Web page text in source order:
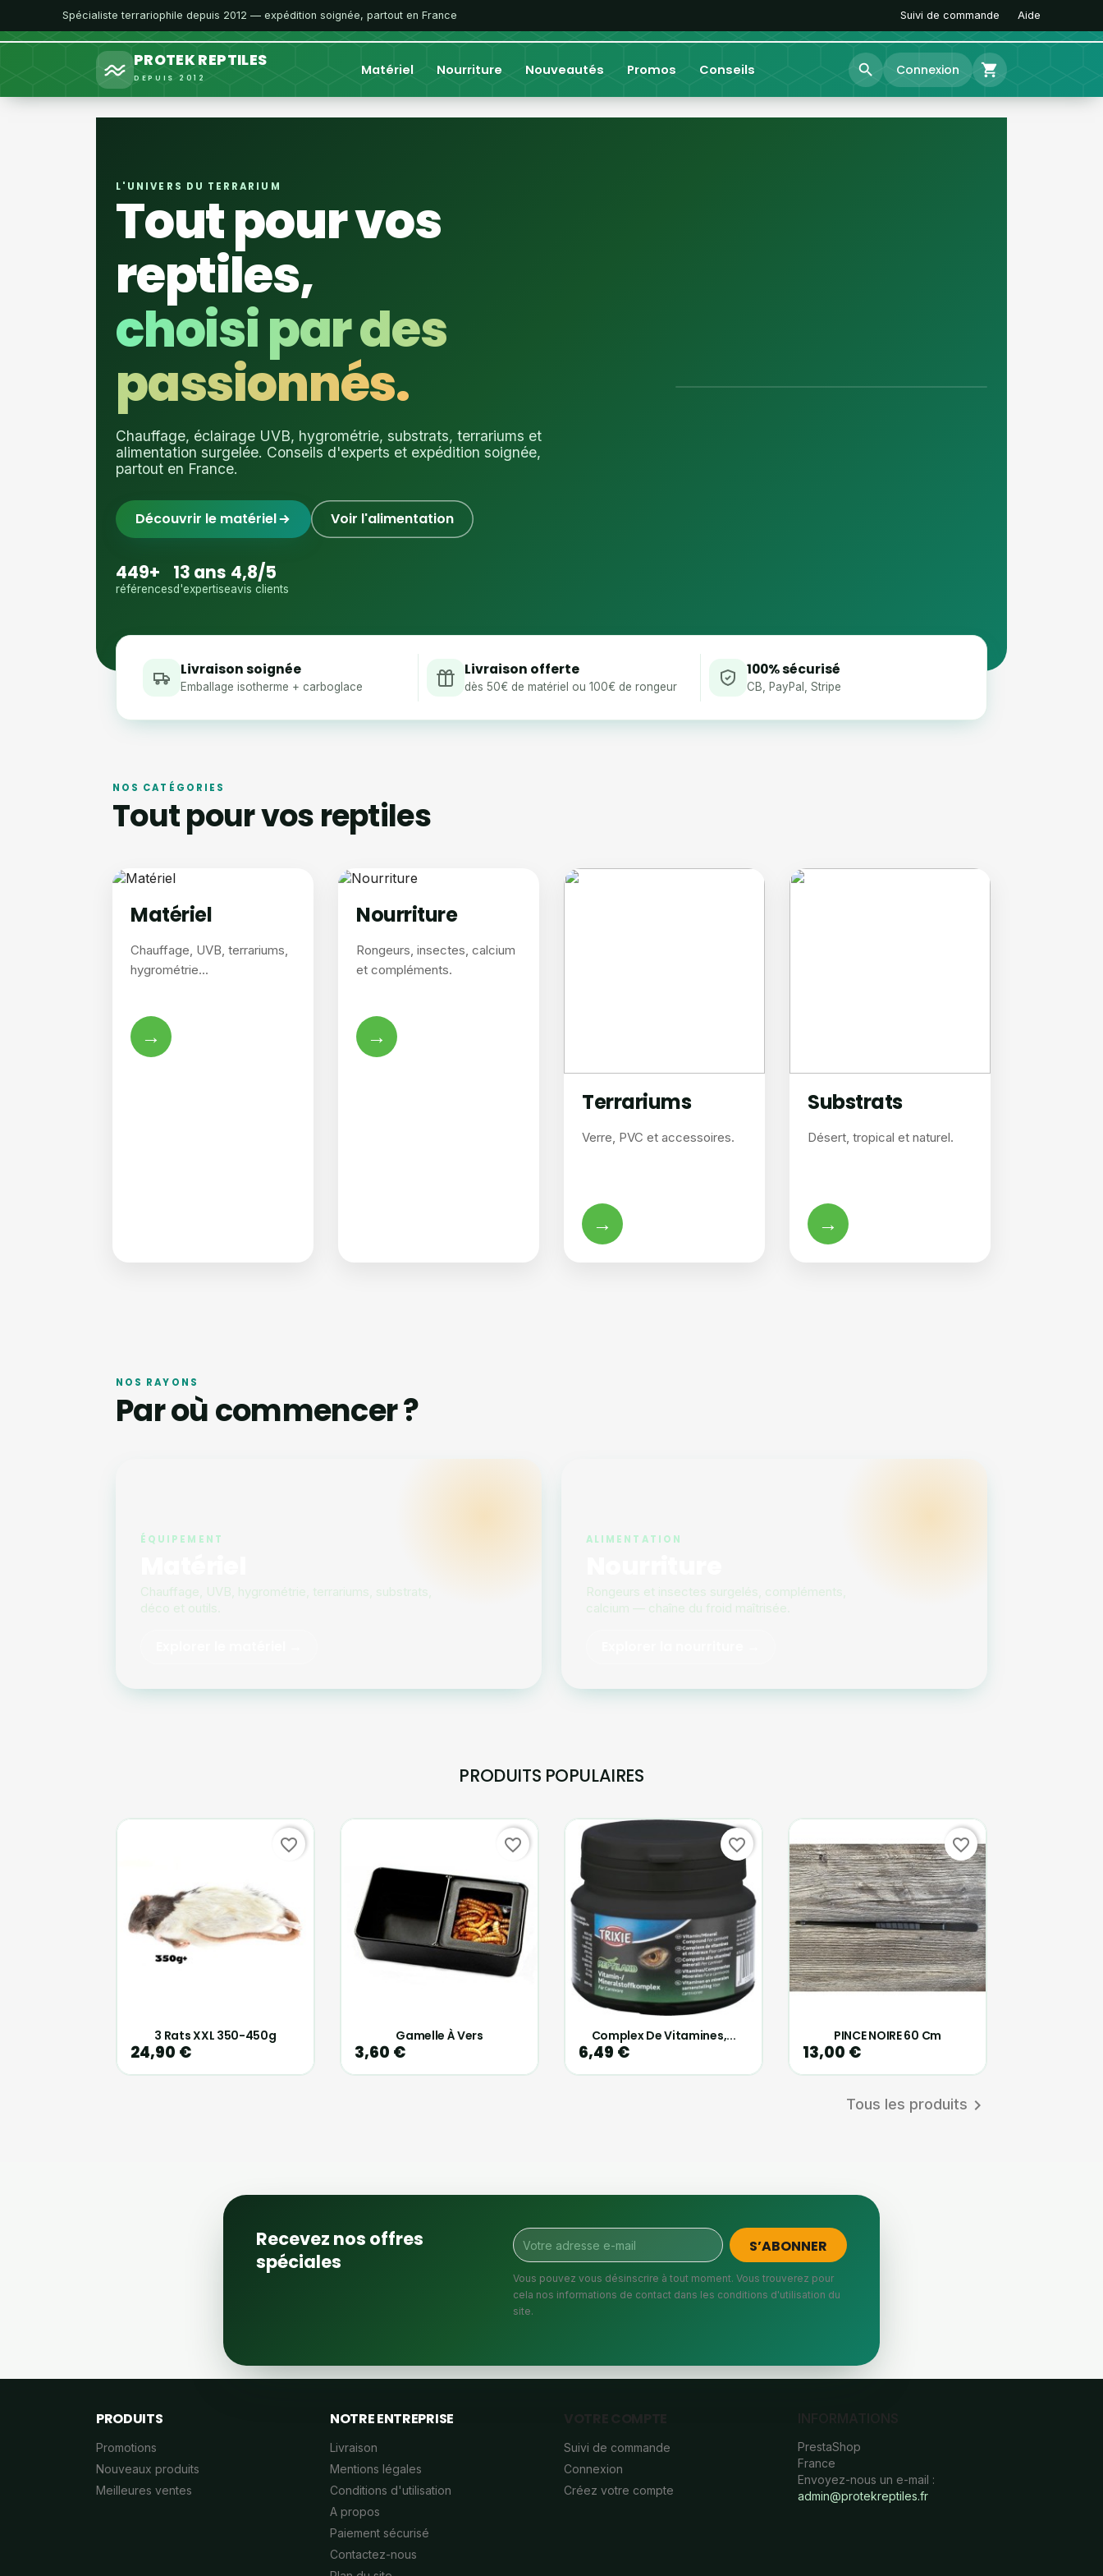
Spécialiste terrariophile depuis 2012 — expédition soignée, partout en France Suivi de commande Aide
PROTEK REPTILES
DEPUIS 2012 Matériel Nourriture Nouveautés Promos Conseils search Connexion shopping_cart
L'UNIVERS DU TERRARIUM
Tout pour vos
reptiles,
choisi par des
passionnés.
Chauffage, éclairage UVB, hygrométrie, substrats, terrariums et
alimentation surgelée. Conseils d'experts et expédition soignée,
partout en France.
Découvrir le matériel Voir l'alimentation
449+
références
13 ans
d'expertise
4,8/5
avis clients
Livraison soignée
Emballage isotherme + carboglace
Livraison offerte
dès 50€ de matériel ou 100€ de rongeur
100% sécurisé
CB, PayPal, Stripe
NOS CATÉGORIES
Tout pour vos reptiles
Matériel
Chauffage, UVB, terrariums,
hygrométrie...
→
Nourriture
Rongeurs, insectes, calcium
et compléments.
→
Terrariums
Verre, PVC et accessoires.
→
Substrats
Désert, tropical et naturel.
→
NOS RAYONS
Par où commencer ?
ÉQUIPEMENT
Chauffage, UVB, hygrométrie, terrariums, substrats,
déco et outils.
ALIMENTATION
Rongeurs et insectes surgelés, compléments,
calcium — chaîne du froid maîtrisée.
PRODUITS POPULAIRES
3 Rats XXL 350-450g
24,90 €
favorite_border
Gamelle À Vers
3,60 €
favorite_border
Complex De Vitamines,...
6,49 €
favorite_border
PINCE NOIRE 60 Cm
13,00 €
favorite_border
Tous les produits 
Recevez nos offres
spéciales
Vous pouvez vous désinscrire à tout moment. Vous trouverez pour
cela nos informations de contact dans les conditions d'utilisation du
site.
PRODUITS
Promotions
Nouveaux produits
Meilleures ventes
NOTRE ENTREPRISE
Livraison
Mentions légales
Conditions d'utilisation
A propos
Paiement sécurisé
Contactez-nous
Suivi de commande
Connexion
Créez votre compte
PrestaShop
France
Envoyez-nous un e-mail :
admin@protekreptiles.fr